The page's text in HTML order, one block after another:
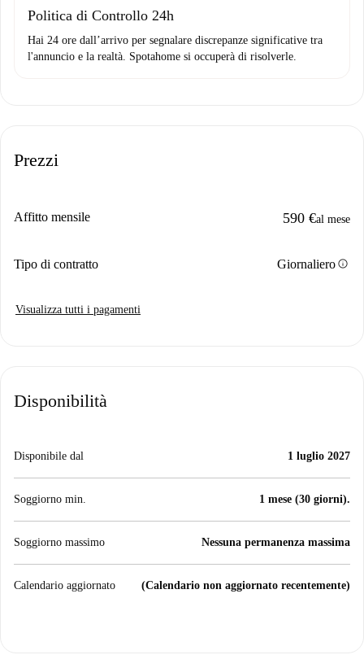
Politica di Controllo 24h
Hai 24 ore dall’arrivo per segnalare discrepanze significative tra
l'annuncio e la realtà. Spotahome si occuperà di risolverle.
Prezzi
Affitto mensile 590 €al mese
Tipo di contratto Giornalieroinfo
Visualizza tutti i pagamenti
Disponibilità
Disponibile dal 1 luglio 2027
Soggiorno min. 1 mese (30 giorni).
Soggiorno massimo Nessuna permanenza massima
Calendario aggiornato (Calendario non aggiornato recentemente)